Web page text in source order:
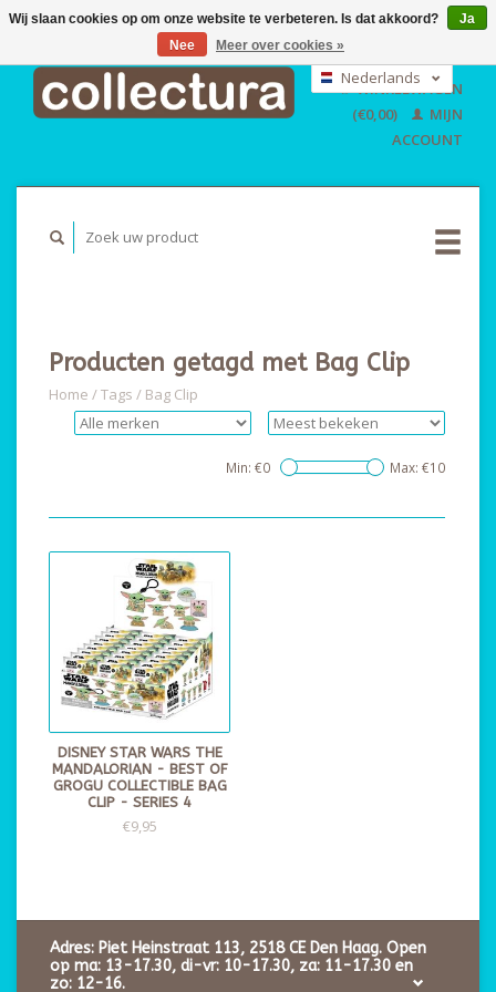
EUR
GBP
USD
Nederlands
English
WINKELWAGEN
(€0,00)
MIJN
ACCOUNT
Producten getagd met Bag Clip
Home /Tags / Bag Clip
Min: €0 Max: €10
DISNEY STAR WARS THE
MANDALORIAN - BEST OF
GROGU COLLECTIBLE BAG
CLIP - SERIES 4
€9,95
Adres: Piet Heinstraat 113, 2518 CE Den Haag. Open
op ma: 13-17.30, di-vr: 10-17.30, za: 11-17.30 en
zo: 12-16.
Wij slaan cookies op om onze website te verbeteren. Is dat akkoord?
Ja
Nee
Meer over cookies »